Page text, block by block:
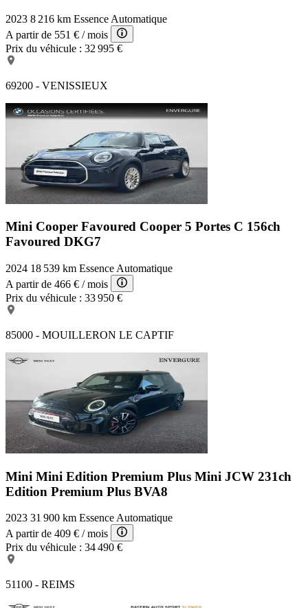
2023 8 216 km Essence Automatique
A partir de 551 € / mois
Prix du véhicule : 32 995 €
69200 - VENISSIEUX
Mini Cooper Favoured Cooper 5 Portes C 156ch
Favoured DKG7
2024 18 539 km Essence Automatique
A partir de 466 € / mois
Prix du véhicule : 33 950 €
85000 - MOUILLERON LE CAPTIF
Mini Mini Edition Premium Plus Mini JCW 231ch
Edition Premium Plus BVA8
2023 31 900 km Essence Automatique
A partir de 409 € / mois
Prix du véhicule : 34 490 €
51100 - REIMS